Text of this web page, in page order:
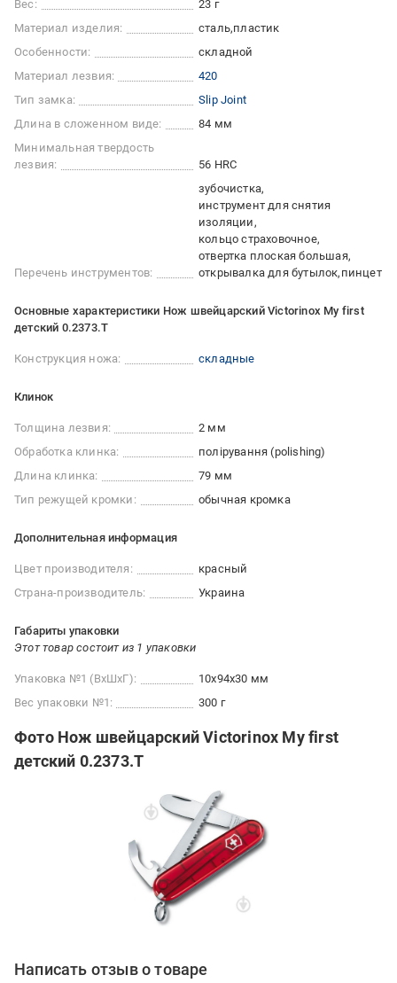
Вес:
23 г
Материал изделия:
сталь пластик
Особенности:
складной
Материал лезвия:
420
Тип замка:
Slip Joint
Длина в сложенном виде:
84 мм
Минимальная твердость
лезвия:
56 HRC
Перечень инструментов:
зубочистка
инструмент для снятия
изоляции
кольцо страховочное
отвертка плоская большая
открывалка для бутылок пинцет
Основные характеристики Нож швейцарский Victorinox My first
детский 0.2373.T
Конструкция ножа: складные
Клинок
Толщина лезвия:
2 мм
Обработка клинка:
полірування (polishing)
Длина клинка:
79 мм
Тип режущей кромки:
обычная кромка
Дополнительная информация
Цвет производителя:
красный
Страна-производитель:
Украина
Габариты упаковки
Этот товар состоит из 1 упаковки
Упаковка №1 (ВхШхГ):
10x94x30 мм
Вес упаковки №1:
300 г
Фото Нож швейцарский Victorinox My first
детский 0.2373.T
Написать отзыв о товаре